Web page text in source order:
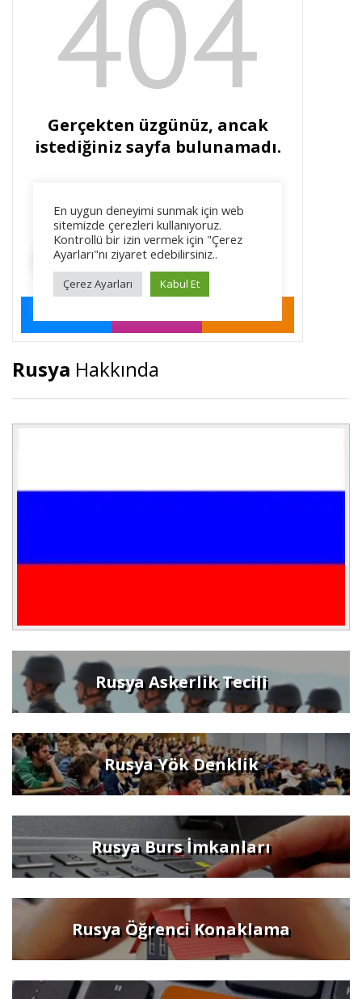
Rusya Hakkında
Rusya Askerlik Tecili
Rusya Yök Denklik
Rusya Burs İmkanları
Rusya Öğrenci Konaklama